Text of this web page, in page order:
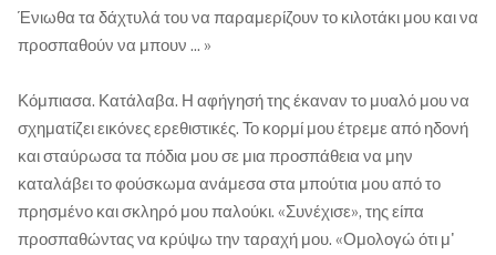
Ένιωθα τα δάχτυλά του να παραμερίζουν το κιλοτάκι μου και να
προσπαθούν να μπουν ... »
Κόμπιασα. Κατάλαβα. Η αφήγησή της έκαναν το μυαλό μου να
σχηματίζει εικόνες ερεθιστικές. Το κορμί μου έτρεμε από ηδονή
και σταύρωσα τα πόδια μου σε μια προσπάθεια να μην
καταλάβει το φούσκωμα ανάμεσα στα μπούτια μου από το
πρησμένο και σκληρό μου παλούκι. «Συνέχισε», της είπα
προσπαθώντας να κρύψω την ταραχή μου. «Ομολογώ ότι μ'